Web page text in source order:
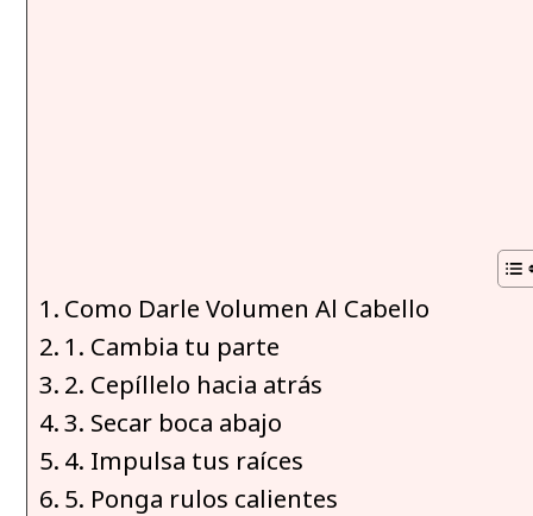
Como Darle Volumen Al Cabello
1. Cambia tu parte
2. Cepíllelo hacia atrás
3. Secar boca abajo
4. Impulsa tus raíces
5. Ponga rulos calientes